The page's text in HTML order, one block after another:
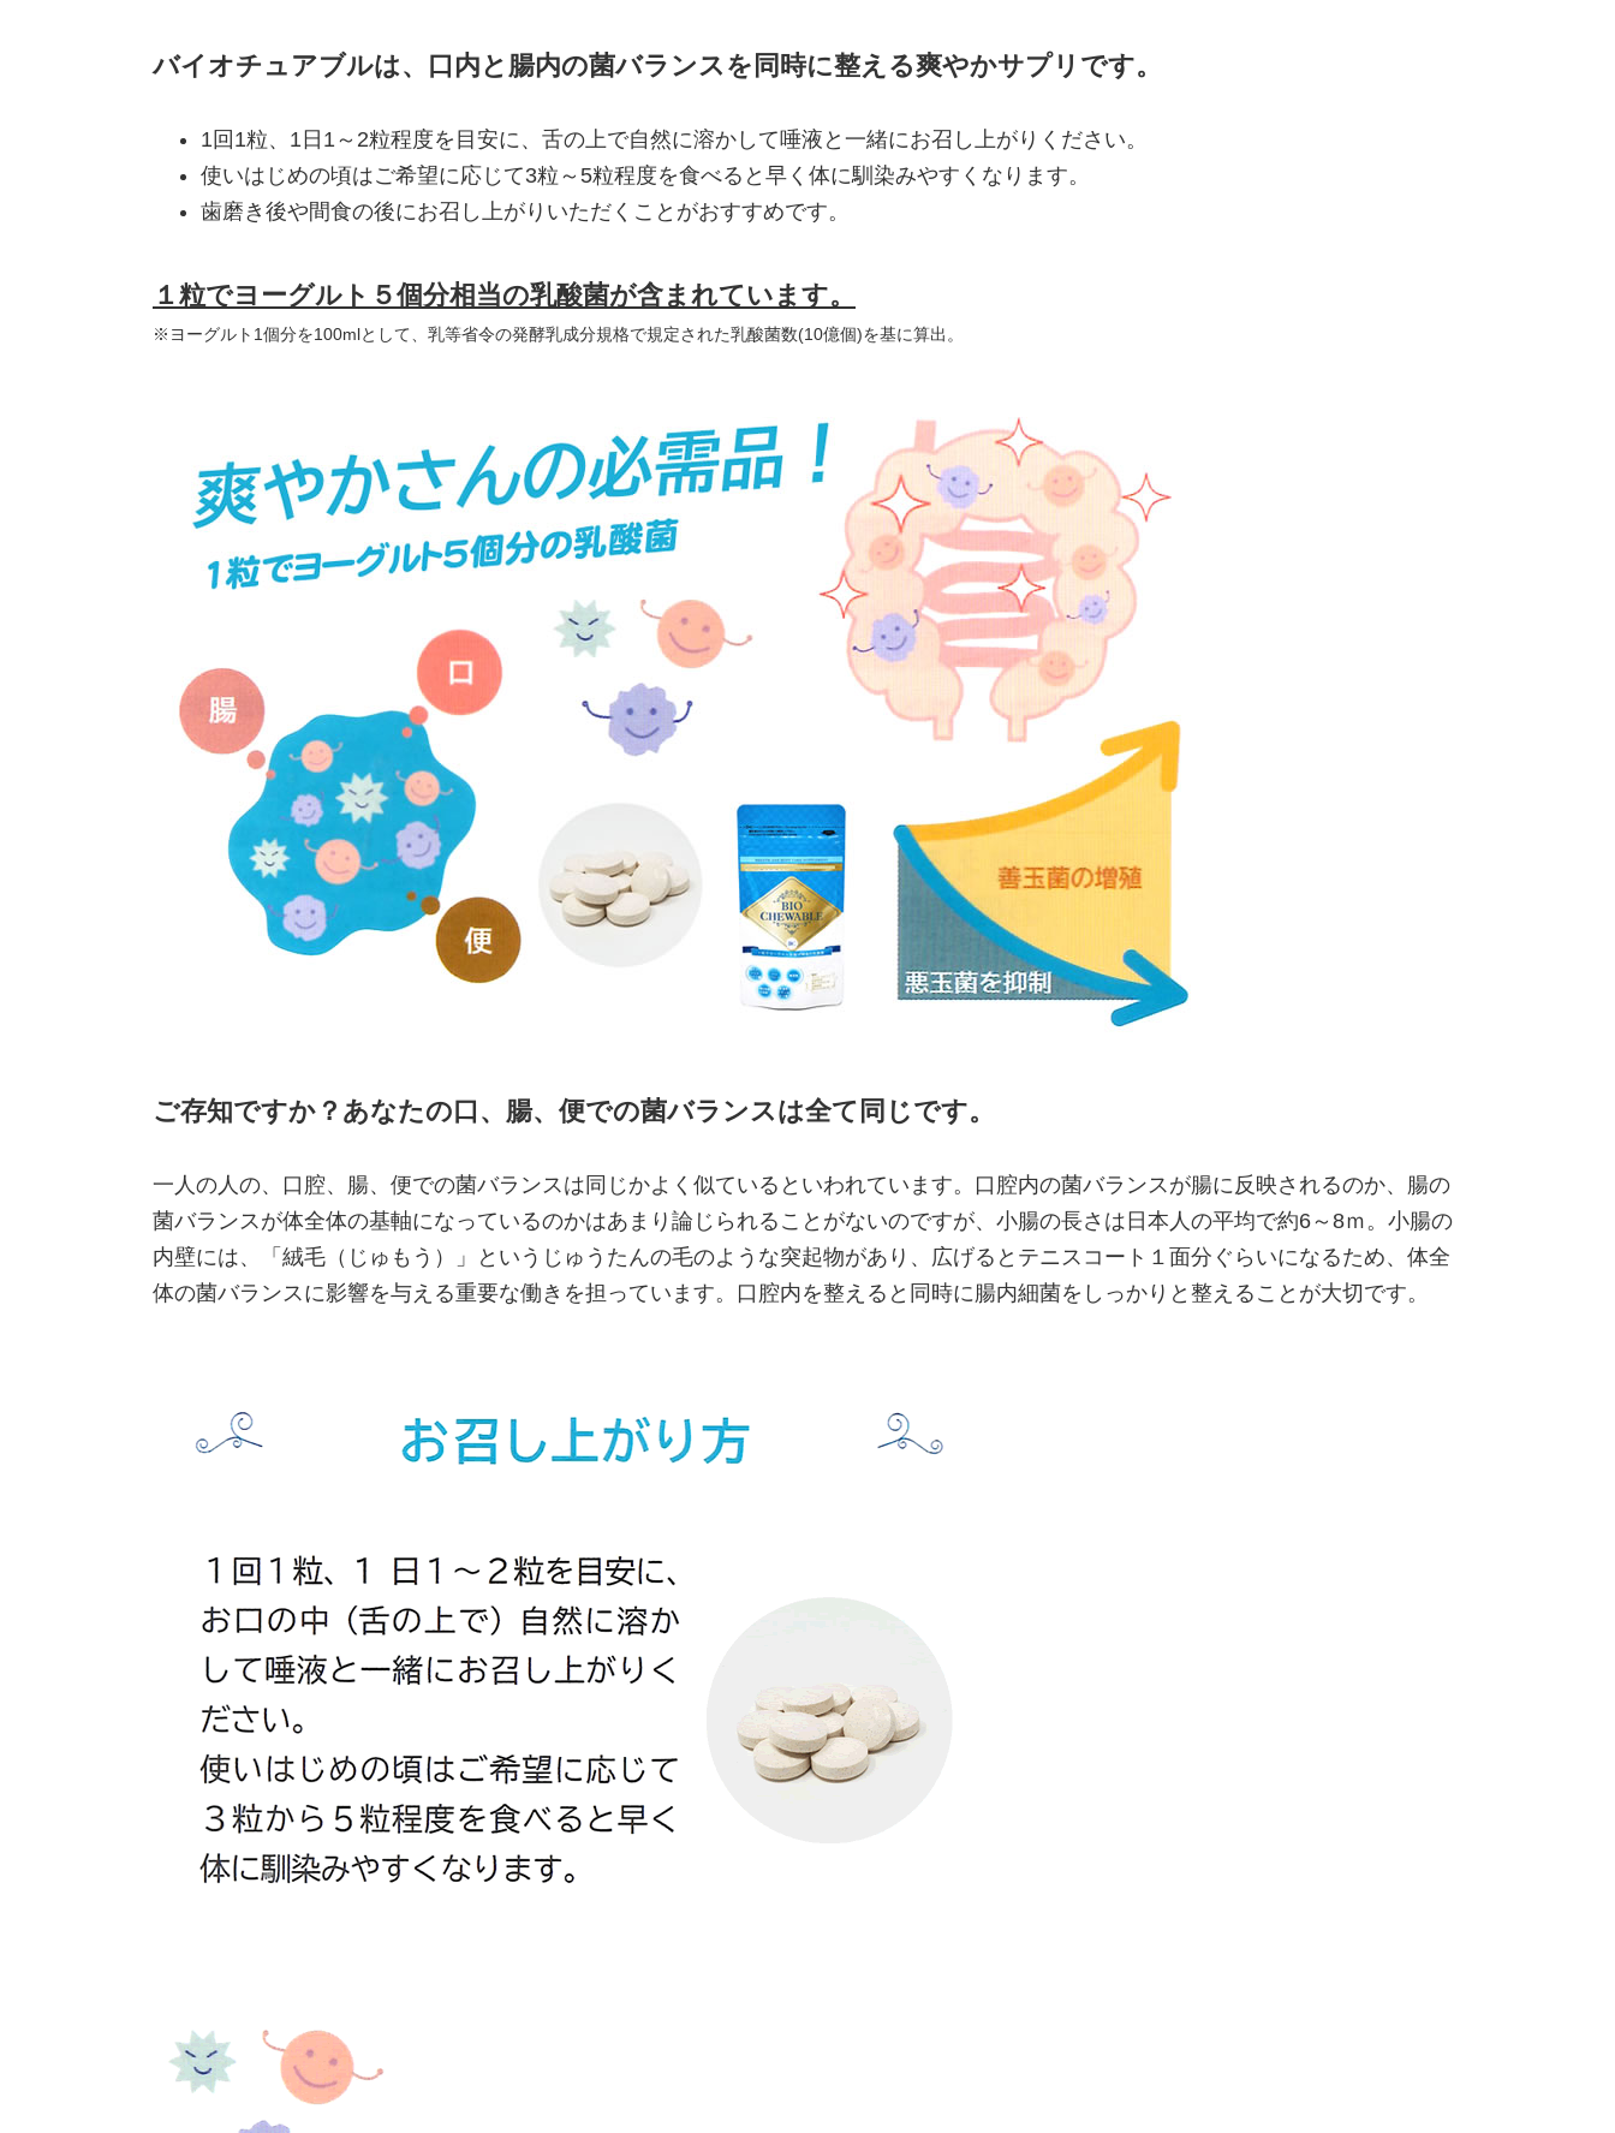
バイオチュアブルは、口内と腸内の菌バランスを同時に整える爽やかサプリです。
1回1粒、1日1～2粒程度を目安に、舌の上で自然に溶かして唾液と一緒にお召し上がりください。
使いはじめの頃はご希望に応じて3粒～5粒程度を食べると早く体に馴染みやすくなります。
歯磨き後や間食の後にお召し上がりいただくことがおすすめです。
１粒でヨーグルト５個分相当の乳酸菌が含まれています。
※ヨーグルト1個分を100mlとして、乳等省令の発酵乳成分規格で規定された乳酸菌数(10億個)を基に算出。
ご存知ですか？あなたの口、腸、便での菌バランスは全て同じです。
一人の人の、口腔、腸、便での菌バランスは同じかよく似ているといわれています。口腔内の菌バランスが腸に反映されるのか、腸の
菌バランスが体全体の基軸になっているのかはあまり論じられることがないのですが、小腸の長さは日本人の平均で約6～8ｍ。小腸の
内壁には、「絨毛（じゅもう）」というじゅうたんの毛のような突起物があり、広げるとテニスコート１面分ぐらいになるため、体全
体の菌バランスに影響を与える重要な働きを担っています。口腔内を整えると同時に腸内細菌をしっかりと整えることが大切です。